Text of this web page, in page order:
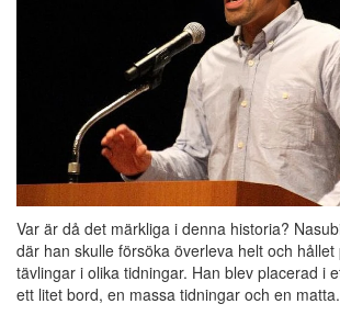
Var är då det märkliga i denna historia?
där han skulle försöka överleva helt och hållet
tävlingar i olika tidningar. Han blev placerad i
ett litet bord, en massa tidningar och en matta.